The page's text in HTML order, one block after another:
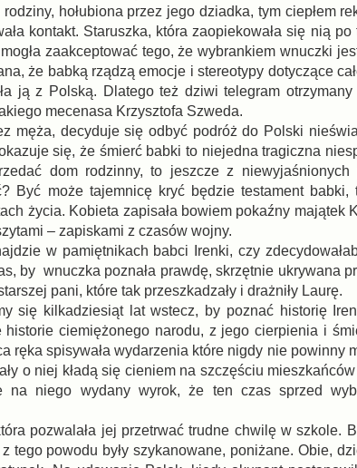
hołubiona przez jego dziadka, tym ciepłem
kontakt. Staruszka, która zaopiekowała się nią
zaakceptować tego, że wybrankiem wnuczki
że babką rządzą emocje i stereotypy dotyczące
ją z Polską. Dlatego też dziwi telegram
mecenasa Krzysztofa Szweda.
męża, decyduje się odbyć podróż do Polski
się, że śmierć babki to niejedna tragiczna
dom rodzinny, to jeszcze z niewyjaśnionych
Być może tajemnicę kryć będzie testament
życia. Kobieta zapisała bowiem pokaźny majątek
– zapiskami z czasów wojny.
w pamiętnikach babci Irenki, czy
by wnuczka poznała prawdę, skrzętnie ukrywana
pani, które tak przeszkadzały i drażniły Laurę.
się kilkadziesiąt lat wstecz, by poznać historię
ciemiężonego narodu, z jego cierpienia i
ręka spisywała wydarzenia które nigdy nie powinny
o niej kładą się cieniem na szczęściu
na niego wydany wyrok, że ten czas sprzed
pozwalała jej przetrwać trudne chwilę w szkole.
tego powodu były szykanowane, poniżane. Obie,